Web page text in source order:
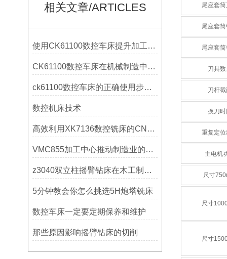
相关文章/ARTICLES
使用CK61100数控车床提升加工精度的方法
CK61100数控车床在机械制造中的实际表现
ck61100数控车床的正确使用步骤是什么？
数控机床技术
高效利用XK7136数控铣床的CNC系统？
VMC855加工中心推动制造业的发展
z3040双立柱摇臂钻床在木工制作中的应用
5分钟教会你怎么挑选5H炮塔铣床
数控车床一定要定期保养和维护
那些原因影响摇臂钻床的切削
尾座套
尾座套
尾座套
刀具数
刀杆截
换刀时
重复定
主电机
尺寸
尺寸
尺寸